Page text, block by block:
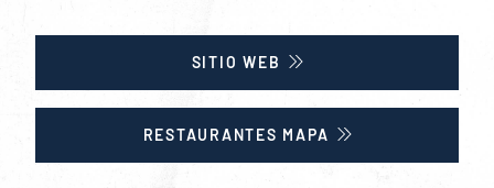
SITIO WEB
RESTAURANTES MAPA